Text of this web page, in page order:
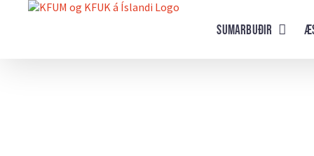
Sumarbuðir